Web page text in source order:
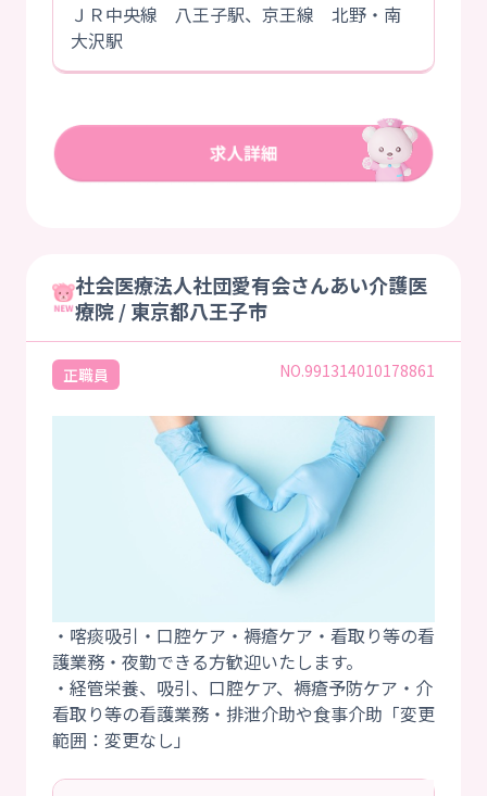
ＪＲ中央線 八王子駅、京王線 北野・南
大沢駅
社会医療法人社団愛有会さんあい介護医
療院 / 東京都八王子市
正職員 NO.991314010178861
・喀痰吸引・口腔ケア・褥瘡ケア・看取り等の看
護業務・夜勤できる方歓迎いたします。
・経管栄養、吸引、口腔ケア、褥瘡予防ケア・介
看取り等の看護業務・排泄介助や食事介助「変更